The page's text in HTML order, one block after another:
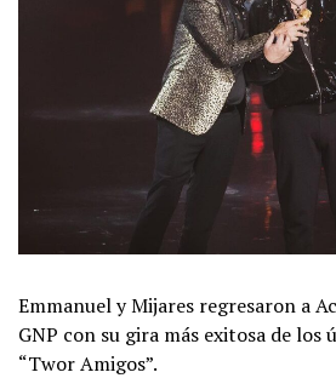
Emmanuel y Mijares regresaron a
GNP con su gira más exitosa de
“Twor Amigos”.